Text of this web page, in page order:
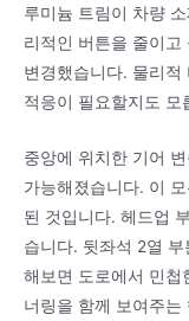
루미늄 트림이 차량
리적인 버튼을 줄이고
변경했습니다. 물리적
적응이 필요할지도 모
중앙에 위치한 기어
가능해졌습니다. 이
된 것입니다. 헤드업
습니다. 뒷좌석 2열
해보면 도로에서 민첩
너링을 함께 보여주는